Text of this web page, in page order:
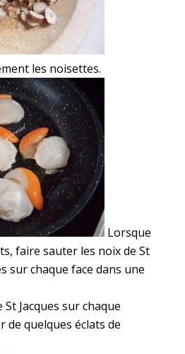
les noisettes.
Lorsque
faire sauter les noix de St
sur chaque face dans une
Jacques sur chaque
de quelques éclats de